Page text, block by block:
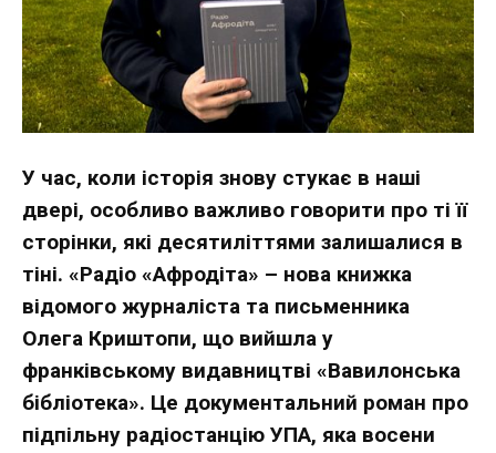
У час, коли історія знову стукає в наші
двері, особливо важливо говорити про ті її
сторінки, які десятиліттями залишалися в
тіні. «Радіо «Афродіта» – нова книжка
відомого журналіста та письменника
Олега Криштопи, що вийшла у
франківському видавництві «Вавилонська
бібліотека». Це документальний роман про
підпільну радіостанцію УПА, яка восени